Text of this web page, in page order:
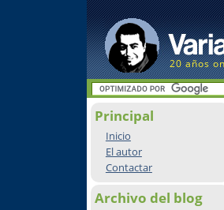
20 años
Principal
Inicio
El autor
Contactar
Archivo del blog